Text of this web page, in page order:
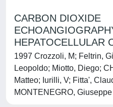
CARBON DIOXIDE
HEPATOCELLULAR
1997 Crozzoli, M; Feltrin,
Leopoldo; Miotto, Diego;
Matteo; Iurilli, V; Fitta',
MONTENEGRO, Giuseppe